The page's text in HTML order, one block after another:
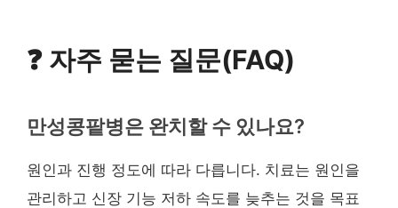
❓ 자주 묻는 질문(FAQ)
만성콩팥병은 완치할 수 있나요?
원인과 진행 정도에 따라 다릅니다. 치료는 원인을
관리하고 신장 기능 저하 속도를 늦추는 것을 목표